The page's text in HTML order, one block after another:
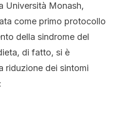
Università Monash,
come primo protocollo
della sindrome del
di fatto, si è
riduzione dei sintomi